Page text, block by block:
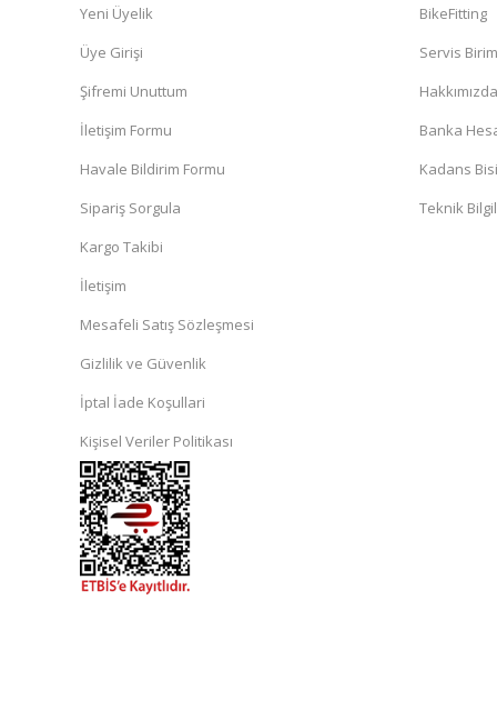
Yeni Üyelik
Üye Girişi
Şifremi Unuttum
İletişim Formu
Havale Bildirim Formu
Sipariş Sorgula
Kargo Takibi
İletişim
Mesafeli Satış Sözleşmesi
Gizlilik ve Güvenlik
İptal İade Koşullari
Kişisel Veriler Politikası
BikeFitting
Servis
Hakkımızda
Banka
Kadans
Teknik